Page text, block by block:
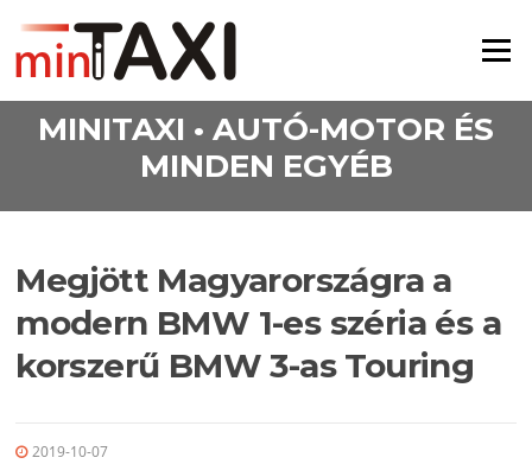
Menü
MINITAXI • AUTÓ-MOTOR ÉS
MINDEN EGYÉB
Megjött Magyarországra a
modern BMW 1-es széria és a
korszerű BMW 3-as Touring
2019-10-07